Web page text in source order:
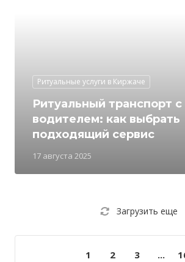
Ритуальные услуги в Киржаче
17 августа 2025
Ритуальный транспорт с
водителем: как выбрать
подходящий сервис
Загрузить еще
1 2 3 ...